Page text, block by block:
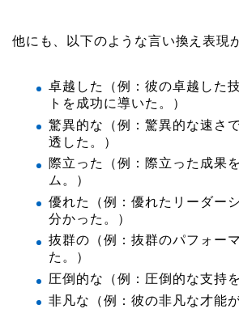
他にも、以下のような言い換え表現
卓越した（例：彼の卓越した
トを成功に導いた。）
驚異的な（例：驚異的な速さ
透した。）
際立った（例：際立った成果
ム。）
優れた（例：優れたリーダー
分かった。）
抜群の（例：抜群のパフォー
た。）
圧倒的な（例：圧倒的な支持
非凡な（例：彼の非凡な才能